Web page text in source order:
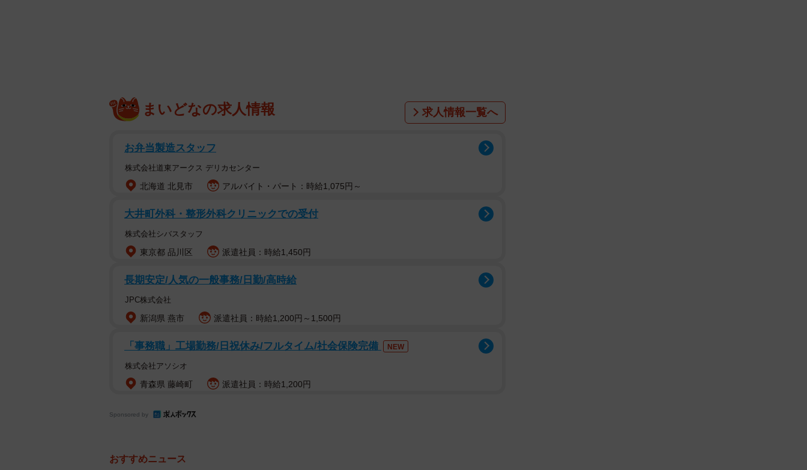
耳もブルブルふるえてしまうフウちゃん（飼い主さん提供）
まいどなの求人情報 求人情報一覧へ
お弁当製造スタッフ
株式会社道東アークス デリカセンター
北海道 北見市 アルバイト・パート：時給1,075円～
大井町外科・整形外科クリニックでの受付
株式会社シバスタッフ
東京都 品川区 派遣社員：時給1,450円
長期安定/人気の一般事務/日勤/高時給
JPC株式会社
新潟県 燕市 派遣社員：時給1,200円～1,500円
「事務職」工場勤務/日祝休み/フルタイム/社会保険完備 NEW
株式会社アソシオ
青森県 藤崎町 派遣社員：時給1,200円
Sponsored by
おすすめニュース